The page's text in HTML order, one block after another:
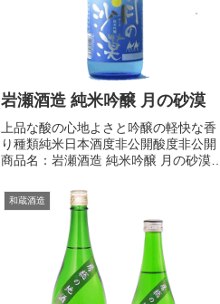
岩瀬酒造 純米吟醸 月の砂漠
上品な酸の心地よさと吟醸の軽快な香
り種類純米日本酒度非公開酸度非公開
商品名：岩瀬酒造 純米吟醸 月の砂漠
円税込みカートに入れる お支払・送料
>商品名：岩瀬酒造 純米吟醸 月の砂漠
和蔵酒造